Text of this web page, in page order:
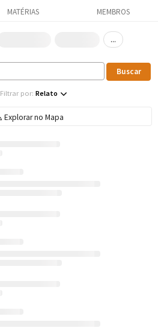
MATÉRIAS MEMBROS
...
Filtrar por: Relato
Explorar no Mapa